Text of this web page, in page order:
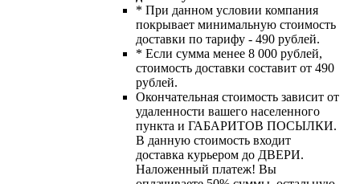
* При данном условии компания
покрывает минимальную стоимость
доставки по тарифу - 490 рублей.
* Если сумма менее 8 000 рублей,
стоимость доставки составит от 490
рублей.
Окончательная стоимость зависит от
удаленности вашего населенного
пункта и ГАБАРИТОВ ПОСЫЛКИ.
В данную стоимость входит
доставка курьером до ДВЕРИ.
Наложенный платеж! Вы